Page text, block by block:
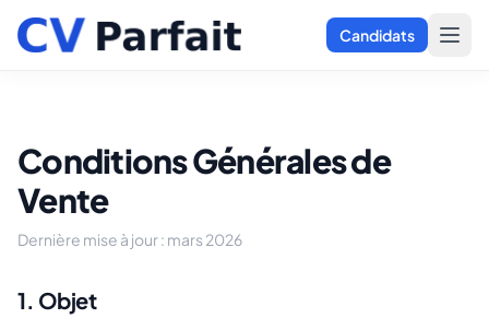
Candidats
Conditions Générales de
Vente
Dernière mise à jour : mars 2026
1. Objet